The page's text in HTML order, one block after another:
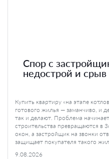
Спор с
недострой и срыв
Купить квартиру «на этапе
готового жилья — заманчиво, и
так и делают. Проблема
строительства превращаются в
окон, а застройщик на звонки
защищает покупателя такого
9.08.2026